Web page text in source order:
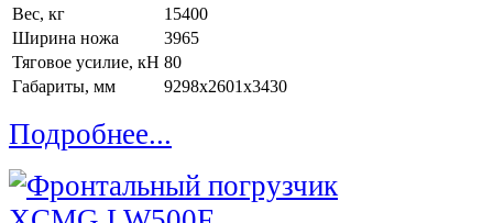
Вес, кг
15400
Ширина ножа
3965
Тяговое усилие, кН 80
Габариты, мм
9298x2601x3430
Подробнее...